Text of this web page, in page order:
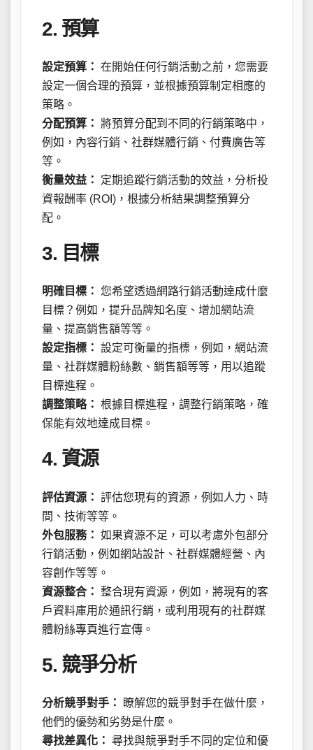
2. 預算
設定預算： 在開始任何行銷活動之前，您需要
設定一個合理的預算，並根據預算制定相應的
策略。
分配預算： 將預算分配到不同的行銷策略中，
例如，內容行銷、社群媒體行銷、付費廣告等
等。
衡量效益：
定期追蹤行銷活動的效益，分析投
資報酬率 (ROI)，根據分析結果調整預算分
配。
3. 目標
明確目標： 您希望透過網路行銷活動達成什麼
目標？例如，提升品牌知名度、增加網站流
量、提高銷售額等等。
設定指標： 設定可衡量的指標，例如，網站流
量、社群媒體粉絲數、銷售額等等，用以追蹤
目標進程。
調整策略： 根據目標進程，調整行銷策略，確
保能有效地達成目標。
4. 資源
評估資源： 評估您現有的資源，例如人力、時
間、技術等等。
外包服務： 如果資源不足，可以考慮外包部分
行銷活動，例如網站設計、社群媒體經營、內
容創作等等。
資源整合： 整合現有資源，例如，將現有的客
戶資料庫用於通訊行銷，或利用現有的社群媒
體粉絲專頁進行宣傳。
5. 競爭分析
分析競爭對手：
瞭解您的競爭對手在做什麼，
他們的優勢和劣勢是什麼。
尋找差異化： 尋找與競爭對手不同的定位和優